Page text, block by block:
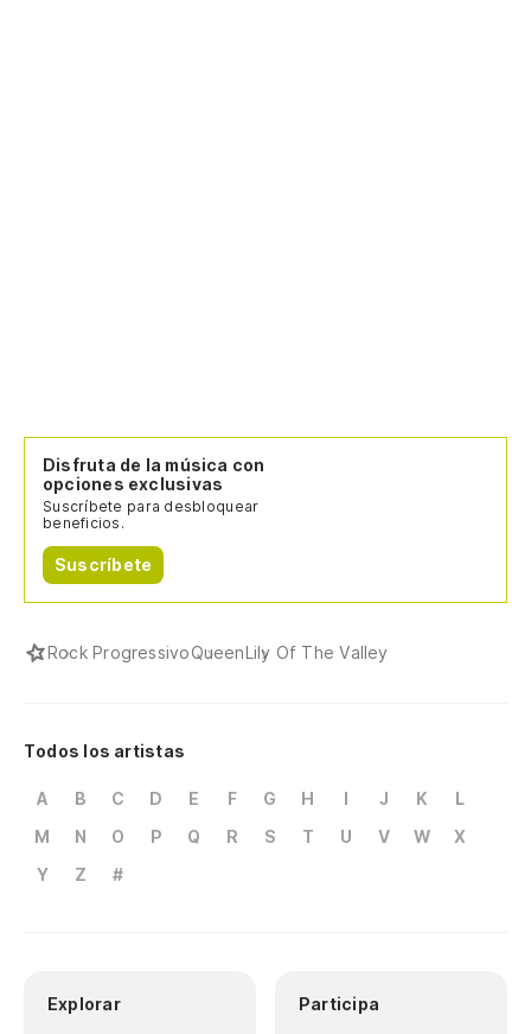
Disfruta de la música con
opciones exclusivas
Suscríbete para desbloquear
beneficios.
Suscríbete
Rock ProgressivoQueenLily Of The Valley
Todos los artistas
A B C D E F G H I J K
L
M
N O P Q R S T U V W
X
Y
Z #
Explorar Participa